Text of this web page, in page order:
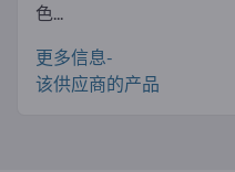
色...
更多信息-
该供应商的产品